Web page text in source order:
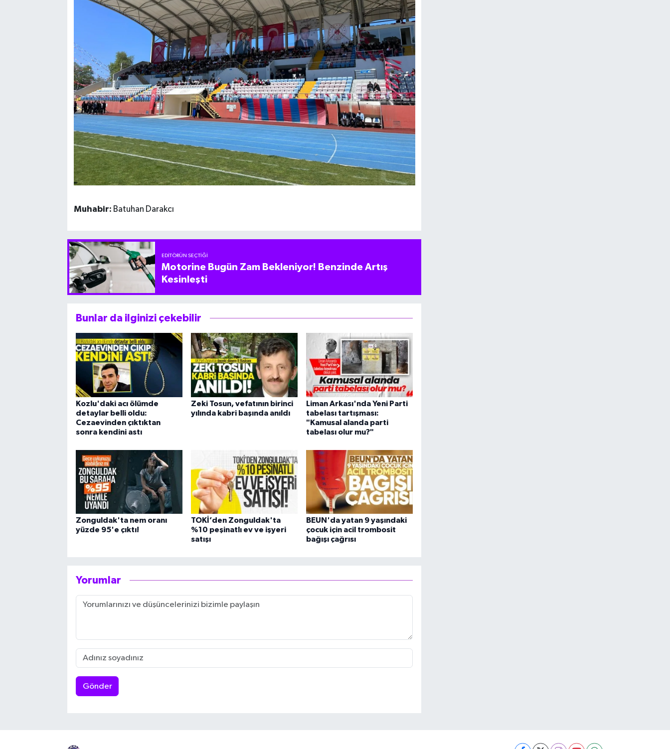
Muhabir: Batuhan Darakcı
EDITÖRÜN SEÇTIĞI
Motorine Bugün Zam Bekleniyor! Benzinde Artış
Kesinleşti
Bunlar da ilginizi çekebilir
Kozlu'daki acı ölümde
detaylar belli oldu:
Cezaevinden çıktıktan
sonra kendini astı
Zeki Tosun, vefatının birinci
yılında kabri başında anıldı
Liman Arkası'nda Yeni Parti
tabelası tartışması:
"Kamusal alanda parti
tabelası olur mu?"
Zonguldak'ta nem oranı
yüzde 95'e çıktı!
TOKİ’den Zonguldak'ta
%10 peşinatlı ev ve işyeri
satışı
BEUN'da yatan 9 yaşındaki
çocuk için acil trombosit
bağışı çağrısı
Yorumlar
Gönder